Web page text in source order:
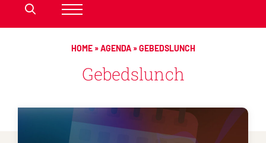
HOME»AGENDA»GEBEDSLUNCH
Gebedslunch